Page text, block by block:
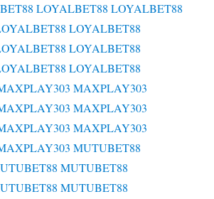
LOYALBET88 LOYALBET88
LOYALBET88
LOYALBET88
LOYALBET88
MAXPLAY303
MAXPLAY303
MAXPLAY303
MUTUBET88
MUTUBET88
MUTUBET88